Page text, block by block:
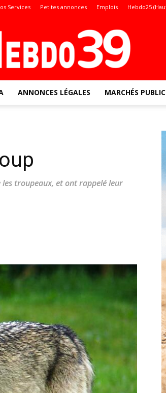
Services Petites annonces Emplois Hebdo25
l'info
locale
ANNONCES LÉGALES MARCHÉS
les troupeaux, et ont rappelé leur